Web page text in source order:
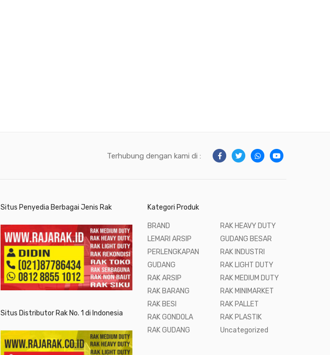
Terhubung dengan kami di :
Situs Penyedia Berbagai Jenis Rak
Situs Distributor Rak No. 1 di Indonesia
Kategori Produk
BRAND
LEMARI ARSIP
PERLENGKAPAN
GUDANG
RAK ARSIP
RAK BARANG
RAK BESI
RAK GONDOLA
RAK GUDANG
RAK HEAVY DUTY
GUDANG BESAR
RAK INDUSTRI
RAK LIGHT DUTY
RAK MEDIUM DUTY
RAK MINIMARKET
RAK PALLET
RAK PLASTIK
Uncategorized